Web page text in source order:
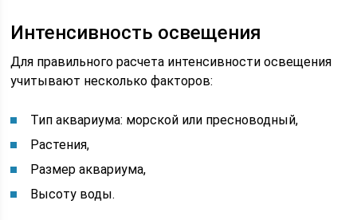
Интенсивность освещения
Для правильного расчета интенсивности освещения
учитывают несколько факторов:
Тип аквариума: морской или пресноводный,
Растения,
Размер аквариума,
Высоту воды.